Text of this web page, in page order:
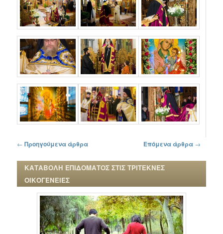
Πλοήγηση στα άρθρα
← Προηγούμενα άρθρα Επόμενα άρθρα →
ΚΑΤΑΒΟΛΗ ΕΠΙΔΟΜΑΤΟΣ ΣΤΙΣ ΤΡΙΤΕΚΝΕΣ
ΟΙΚΟΓΕΝΕΙΕΣ